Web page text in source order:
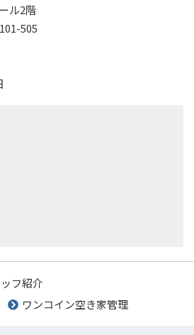
ル2階
505
フ紹介
ワンコイン空き家管理